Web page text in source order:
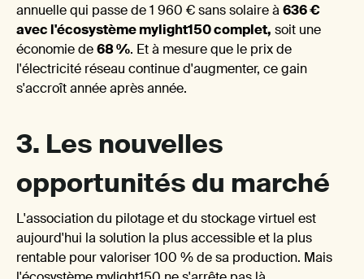
4.
annuelle qui passe de 1 960 € sans solaire à 636 €
avec l'écosystème mylight150 complet, soit une
économie de68 %. Et à mesure que le prix de
l'électricité réseau continue d'augmenter, ce gain
s'accroît année après année.
3. Les nouvelles
opportunités du marché
L'association du pilotage et du stockage virtuel est
aujourd'hui la solution la plus accessible et la plus
rentable pour valoriser 100 % de sa production. Mais